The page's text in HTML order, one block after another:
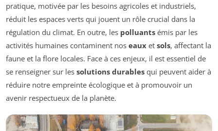
pratique, motivée par les besoins agricoles et industriels,
réduit les espaces verts qui jouent un rôle crucial dans la
régulation du climat. En outre, les polluants émis par les
activités humaines contaminent nos eaux et sols, affectant la
faune et la flore locales. Face à ces enjeux, il est essentiel de
se renseigner sur les solutions durables qui peuvent aider à
réduire notre empreinte écologique et à promouvoir un
avenir respectueux de la planète.